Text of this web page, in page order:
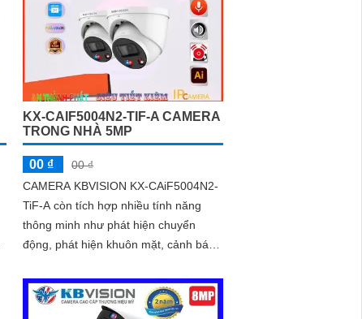
KX-CAIF5004N2-TIF-A CAMERA
TRONG NHÀ 5MP
00 ₫
00 ₫
CAMERA KBVISION KX-CAiF5004N2-
TiF-A còn tích hợp nhiều tính năng
thông minh như phát hiện chuyển
động, phát hiện khuôn mặt, cảnh báo
cường tính...